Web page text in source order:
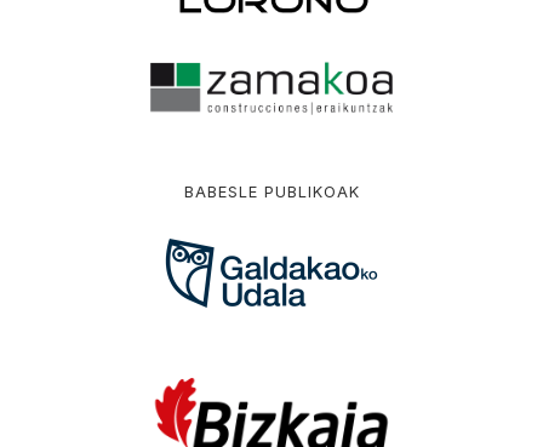
BABESLE PUBLIKOAK